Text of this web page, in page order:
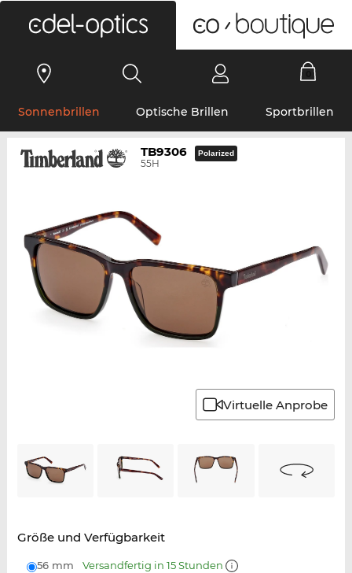
Sonnenbrillen Optische Brillen Sportbrillen
TB9306
55H
Polarized
Virtuelle Anprobe
Größe und Verfügbarkeit
56 mm Versandfertig in 15 Stunden